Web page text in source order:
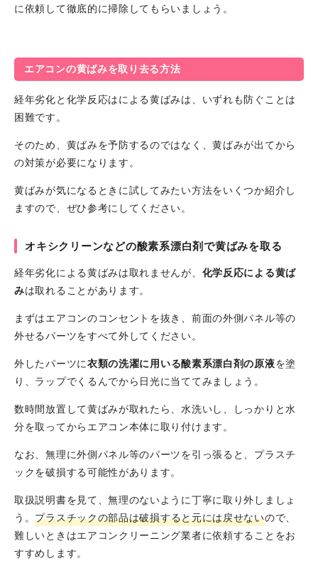
に依頼して徹底的に掃除してもらいましょう。
エアコンの黄ばみを取り去る方法
経年劣化と化学反応はによる黄ばみは、いずれも防ぐことは
困難です。
そのため、黄ばみを予防するのではなく、黄ばみが出てから
の対策が必要になります。
黄ばみが気になるときに試してみたい方法をいくつか紹介し
ますので、ぜひ参考にしてください。
オキシクリーンなどの酸素系漂白剤で黄ばみを取る
経年劣化による黄ばみは取れませんが、 化学反応による黄ば
みは取れることがあります。
まずはエアコンのコンセントを抜き、前面の外側パネル等の
外せるパーツをすべて外してください。
外したパーツに衣類の洗濯に用いる酸素系漂白剤の原液を塗
り、ラップでくるんでから日光に当ててみましょう。
数時間放置して黄ばみが取れたら、水洗いし、しっかりと水
分を取ってからエアコン本体に取り付けます。
なお、無理に外側パネル等のパーツを引っ張ると、プラスチ
ックを破損する可能性があります。
取扱説明書を見て、無理のないように丁寧に取り外しましょ
う。プラスチックの部品は破損すると元には戻せないので、
難しいときはエアコンクリーニング業者に依頼することをお
すすめします。